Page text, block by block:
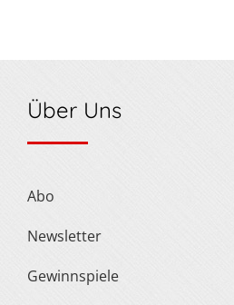
Über Uns
Abo
Newsletter
Gewinnspiele